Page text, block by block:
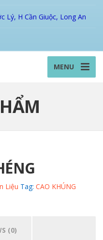
Lý, H Cần Giuộc, Long An
MENU
Liệu Tag: CAO KHÚNG
(0)